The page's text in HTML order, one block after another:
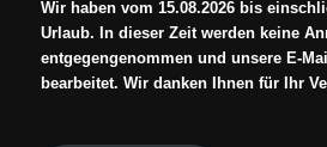
Wir haben vom 15.08.2026 bis
Urlaub. In dieser Zeit werden keine
entgegengenommen und unsere E-
bearbeitet. Wir danken Ihnen für Ihr